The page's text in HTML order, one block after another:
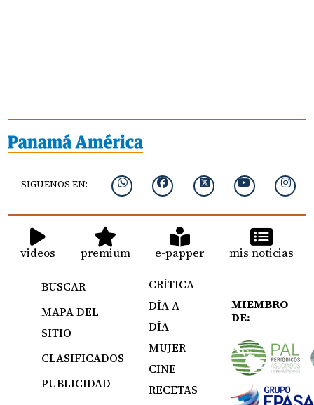
SIGUENOS EN:
videos premium e-papper mis noticias
BUSCAR
MAPA DEL
SITIO
CLASIFICADOS
PUBLICIDAD
CRÍTICA
DÍA A
DÍA
MUJER
CINE
RECETAS
MIEMBRO
DE: